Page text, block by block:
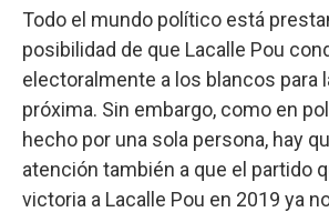
Todo el mundo político está
posibilidad de que Lacalle Pou
electoralmente a los blancos para
próxima. Sin embargo, como en
hecho por una sola persona, hay
atención también a que el partido
victoria a Lacalle Pou en 2019 ya